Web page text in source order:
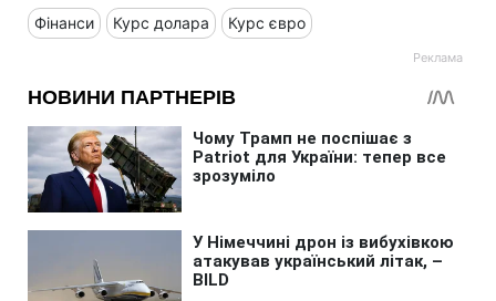
Фінанси Курс долара Курс євро